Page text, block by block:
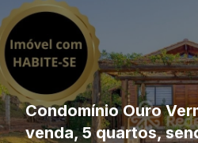
Condomínio Ouro
venda, 5 quartos,